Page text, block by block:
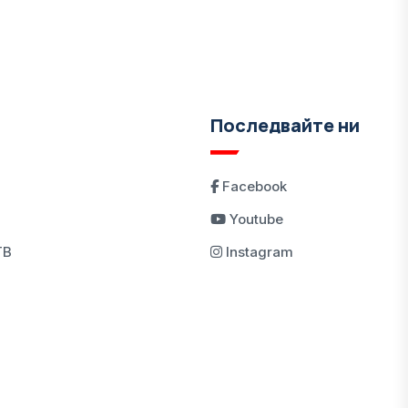
Последвайте ни
Facebook
Youtube
Instagram